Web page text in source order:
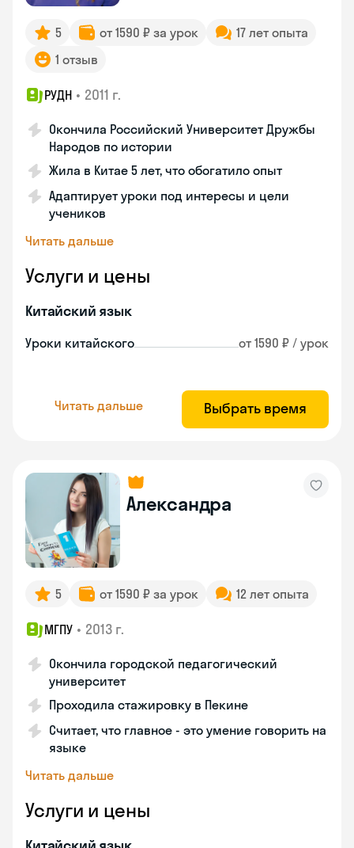
5 от 1590 ₽ за урок
17 лет опыта
1 отзыв
РУДН • 2011 г.
Окончила Российский Университет Дружбы
Народов по истории
Жила в Китае 5 лет, что обогатило опыт
Адаптирует уроки под интересы и цели
учеников
Читать дальше
Услуги и цены
Китайский язык
Уроки китайского от 1590 ₽ / урок
Читать дальше Выбрать время
Александра
5 от 1590 ₽ за урок 12 лет опыта
МГПУ • 2013 г.
Окончила городской педагогический
университет
Проходила стажировку в Пекине
Считает, что главное - это умение говорить на
языке
Читать дальше
Услуги и цены